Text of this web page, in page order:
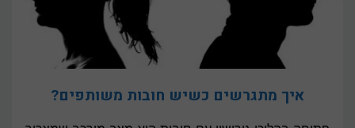
איך מתגרשים כשיש חובות משותפים?